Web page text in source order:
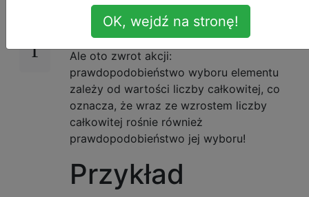
liczb całkowitych i musisz wybrać losowy
element z tej tablicy.
Ale oto zwrot akcji:
prawdopodobieństwo wyboru elementu
zależy od wartości liczby całkowitej, co
oznacza, że ​​wraz ze wzrostem liczby
całkowitej rośnie również
prawdopodobieństwo jej wyboru!
Przykład
OK, wejdź na stronę!